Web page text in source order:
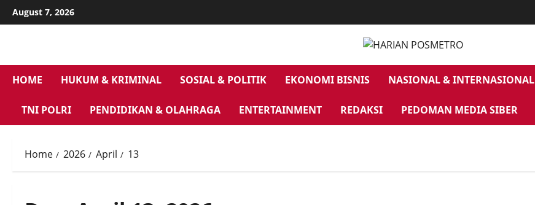
Skip
to
August 7, 2026
HOME HUKUM & KRIMINAL SOSIAL & POLITIK EKONOMI BISNIS NASIONAL & INTERNASIONAL
TNI POLRI PENDIDIKAN & OLAHRAGA ENTERTAINMENT REDAKSI PEDOMAN MEDIA SIBER
Home 2026 April 13